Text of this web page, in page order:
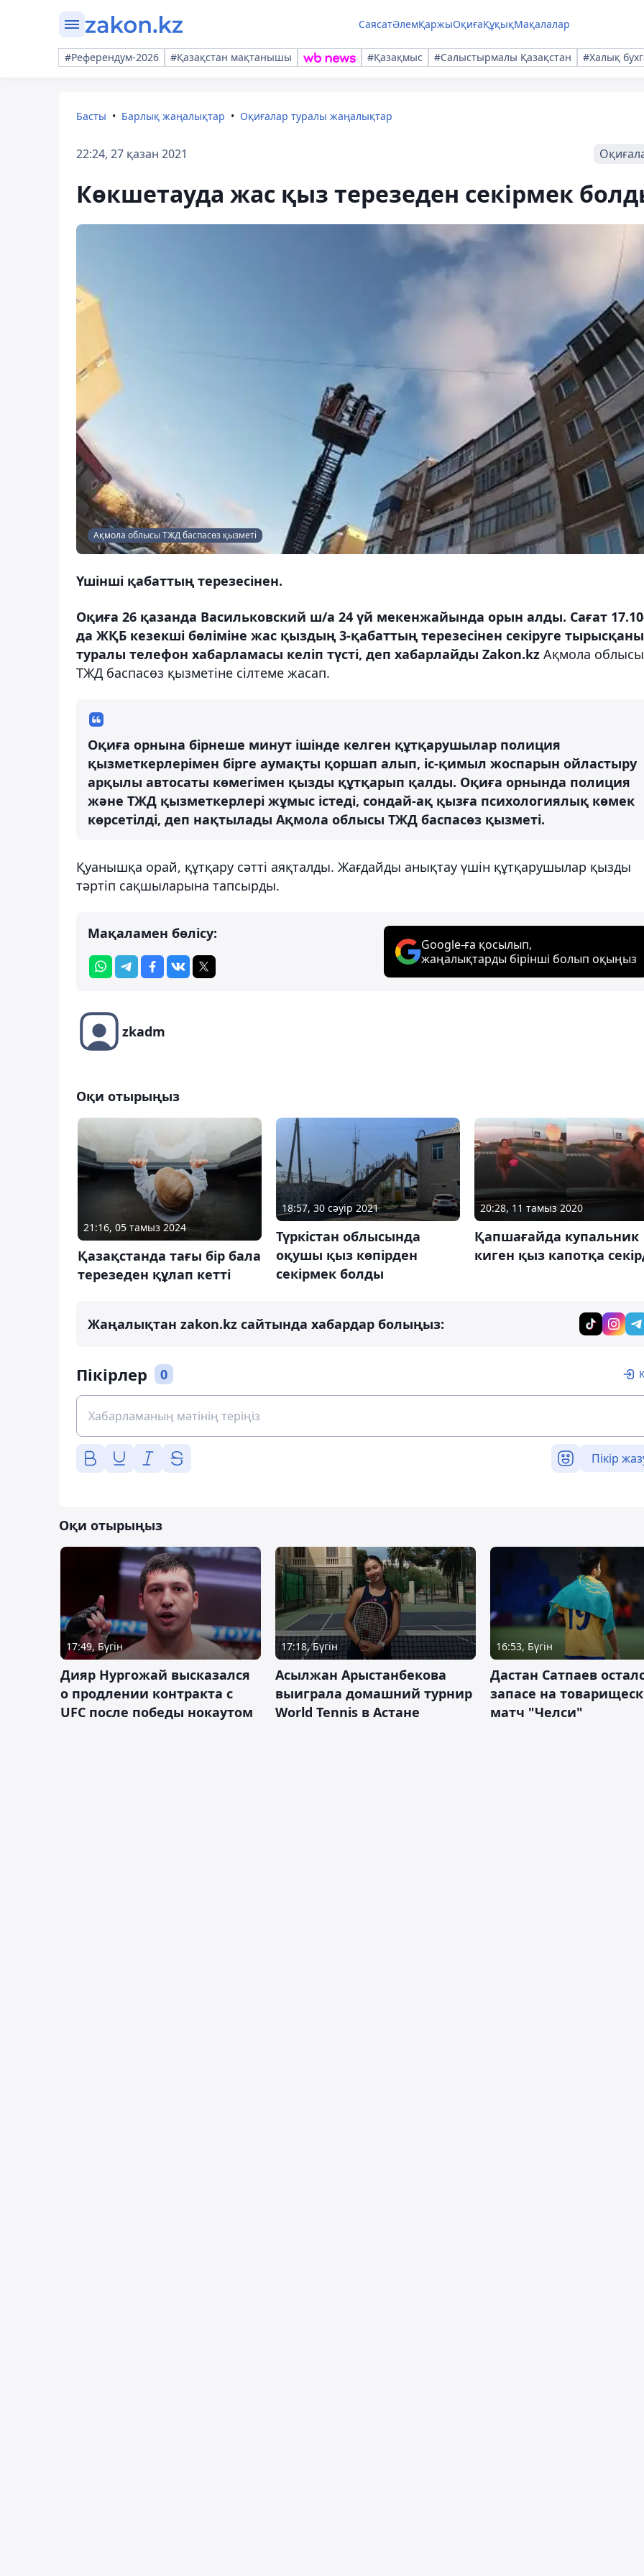
СаясатӘлемҚаржыОқиғаҚұқықМақалалар
#Референдум-2026 #Қазақстан мақтанышы #Қазақмыс #Салыстырмалы Қазақстан #Халық
Басты Барлық жаңалықтар Оқиғалар туралы жаңалықтар
22:24, 27 қазан 2021
Көкшетауда жас қыз терезеден секірмек
Ақмола облысы ТЖД баспасөз қызметі
Үшінші қабаттың терезесінен.
Оқиға 26 қазанда Васильковский ш/а 24 үй мекенжайында орын алды. Сағат
да ЖҚБ кезекші бөліміне жас қыздың 3-қабаттың терезесінен секіруге тырысқаны
туралы телефон хабарламасы келіп түсті, деп хабарлайды Zakon.kz Ақмола облысы
ТЖД баспасөз қызметіне сілтеме жасап.
Оқиға орнына бірнеше минут ішінде келген құтқарушылар полиция
қызметкерлерімен бірге аумақты қоршап алып, іс-қимыл жоспарын ойластыру
арқылы автосаты көмегімен қызды құтқарып қалды. Оқиға орнында полиция
және ТЖД қызметкерлері жұмыс істеді, сондай-ақ қызға психологиялық көмек
көрсетілді, деп нақтылады Ақмола облысы ТЖД баспасөз қызметі.
Қуанышқа орай, құтқару сәтті аяқталды. Жағдайды анықтау үшін құтқарушылар қызды
тәртіп сақшыларына тапсырды.
Мақаламен бөлісу:
Google-ға қосылып,
жаңалықтарды бірінші болып оқыңыз
zkadm
Оқи отырыңыз
21:16, 05 тамыз 2024
Қазақстанда тағы бір бала
терезеден құлап кетті
18:57, 30 сәуір 2021
Түркістан облысында
оқушы қыз көпірден
секірмек болды
20:28, 11 тамыз 2020
Қапшағайда купальник
киген қыз капотқа
Жаңалықтан zakon.kz сайтында хабардар болыңыз:
Пікірлер 0
Пікір
Оқи отырыңыз
17:49, Бүгін
Дияр Нургожай высказался
о продлении контракта с
UFC после победы нокаутом
17:18, Бүгін
Асылжан Арыстанбекова
выиграла домашний турнир
World Tennis в Астане
16:53, Бүгін
Дастан Сатпаев
запасе на
матч "Челси"